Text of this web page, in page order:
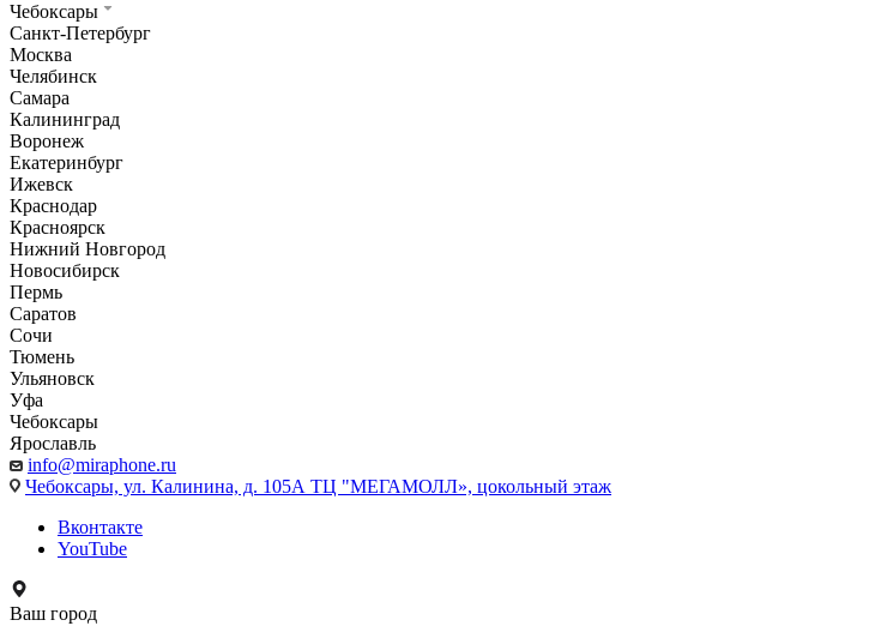
Чебоксары
Санкт-Петербург
Москва
Челябинск
Самара
Калининград
Воронеж
Екатеринбург
Ижевск
Краснодар
Красноярск
Нижний Новгород
Новосибирск
Пермь
Саратов
Сочи
Тюмень
Ульяновск
Уфа
Чебоксары
Ярославль
info@miraphone.ru
Чебоксары, ул. Калинина, д. 105А ТЦ "МЕГАМОЛЛ», цокольный этаж
Вконтакте
YouTube
Ваш город